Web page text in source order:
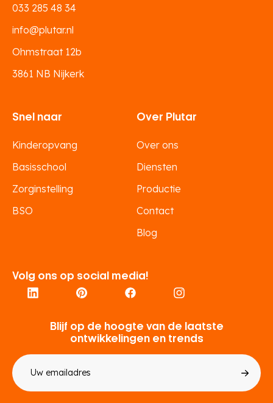
Volg ons op social media!
033 285 48 34
info@plutar.nl
Ohmstraat 12b
3861 NB Nijkerk
Snel naar
Kinderopvang
Basisschool
Zorginstelling
BSO
Over Plutar
Over ons
Diensten
Productie
Contact
Blog
Blijf op de hoogte van de laatste
ontwikkelingen en trends
mailadres